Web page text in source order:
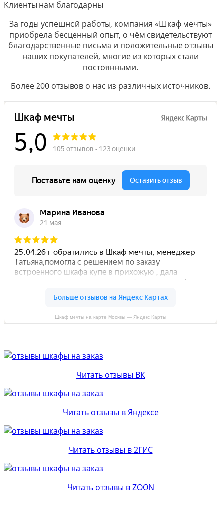
Клиенты нам благодарны
За годы успешной работы, компания «Шкаф мечты»
приобрела бесценный опыт, о чём свидетельствуют
благодарственные письма и положительные отзывы
наших покупателей, многие из которых стали
постоянными.
Более 200 отзывов о нас из различных источников.
Шкаф мечты на карте Москвы — Яндекс Карты
Читать отзывы ВК
Читать отзывы в Яндексе
Читать отзывы в 2ГИС
Читать отзывы в ZOON